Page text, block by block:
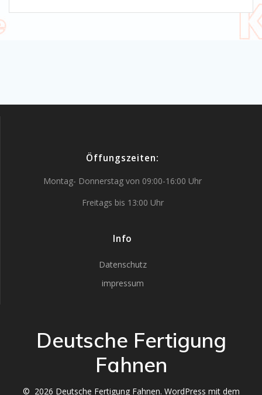
Öffungszeiten:
Montag- Donnerstag von 09:00-16:00 Uhr
Freitags bis 13:00 Uhr
Info
Datenschutz
impressum
Deutsche Fertigung
Fahnen
© 2026 Deutsche Fertigung Fahnen. WordPress mit dem